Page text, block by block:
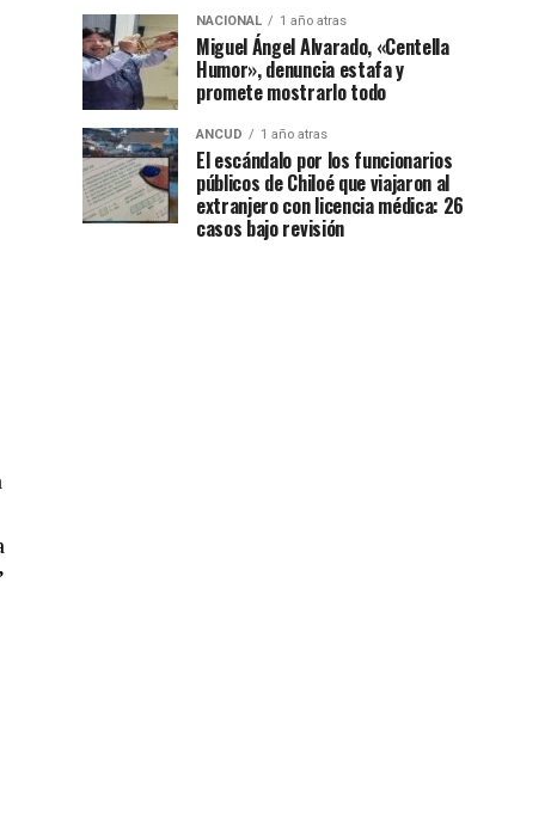
NACIONAL 1 año atras
Miguel Ángel Alvarado, «Centella
Humor», denuncia estafa y
promete mostrarlo todo
ANCUD 1 año atras
El escándalo por los funcionarios
públicos de Chiloé que viajaron al
extranjero con licencia médica: 26
casos bajo revisión